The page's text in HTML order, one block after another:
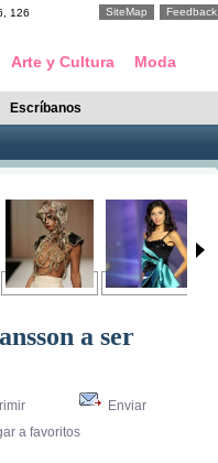
Feedback
SiteMap
126
Arte y Cultura Moda
Escríbanos
a ser
Enviar
a favoritos